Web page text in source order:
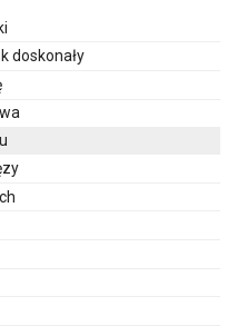
doskonały